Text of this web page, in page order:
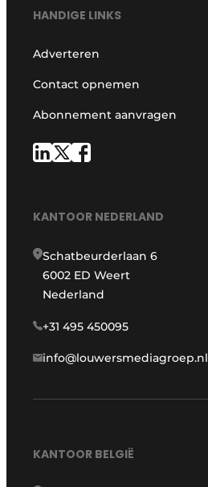
HANDIGE LINKS
Adverteren
Contact opnemen
Abonnement aanvragen
KANTOOR NEDERLAND
Schatbeurderlaan 6
6002 ED Weert
Nederland
+31 495 450095
info@louwersmediagroep.nl
KANTOOR BELGIË